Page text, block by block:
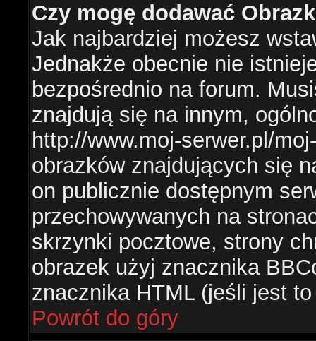
Czy mogę dodawać
Jak najbardziej możesz
Jednakże obecnie nie
bezpośrednio na forum.
znajdują się na innym,
http://www.moj-serwer.pl/
obrazków znajdujących się
on publicznie dostępnym
przechowywanych na
skrzynki pocztowe, strony
obrazek użyj znacznika
znacznika HTML (jeśli jest
Powrót do góry